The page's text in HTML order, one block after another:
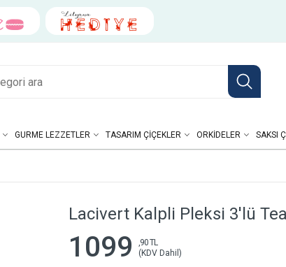
GURME LEZZETLER TASARIM ÇIÇEKLER ORKIDELER SAKSI
Lacivert Kalpli Pleksi 3'lü
1099
,90 TL
(KDV Dahil)